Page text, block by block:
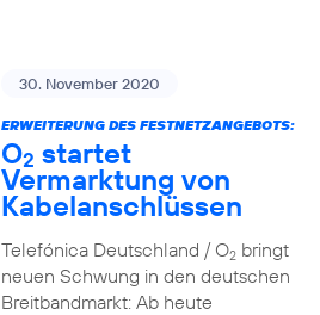
30. November 2020
ERWEITERUNG DES FESTNETZANGEBOTS:
O2 startet
Vermarktung von
Kabelanschlüssen
Telefónica Deutschland / O2bringt
neuen Schwung in den deutschen
Breitbandmarkt: Ab heute